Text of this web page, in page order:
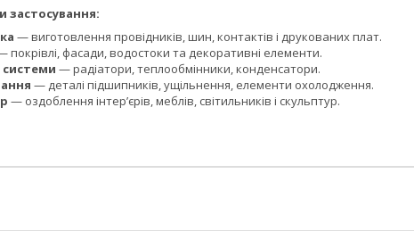
— виготовлення провідників, шин, контактів і друкованих плат.
покрівлі, фасади, водостоки та декоративні елементи.
системи — радіатори, теплообмінники, конденсатори.
— деталі підшипників, ущільнення, елементи охолодження.
— оздоблення інтер’єрів, меблів, світильників і скульптур.